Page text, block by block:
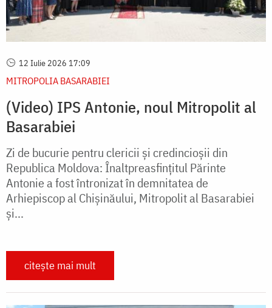
12 Iulie 2026 17:09
MITROPOLIA BASARABIEI
(Video) IPS Antonie, noul Mitropolit al
Basarabiei
Zi de bucurie pentru clericii și credincioșii din
Republica Moldova: Înaltpreasfințitul Părinte
Antonie a fost întronizat în demnitatea de
Arhiepiscop al Chișinăului, Mitropolit al Basarabiei
și...
citește mai mult